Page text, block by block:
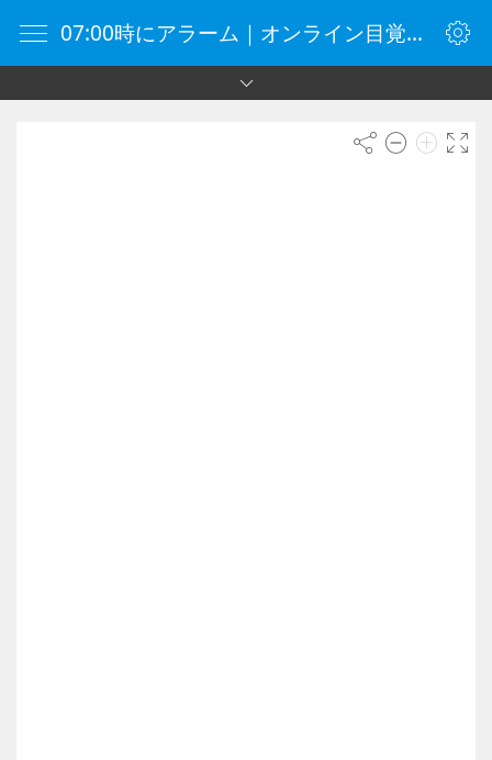
07:00時にアラーム｜オンライン目覚まし時計｜目覚まし時計